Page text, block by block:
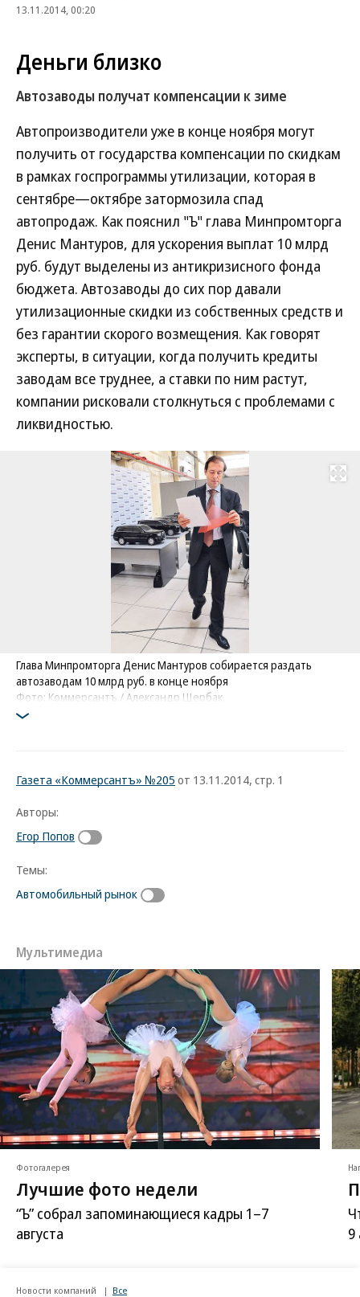
13.11.2014, 00:20
Деньги близко
Автозаводы получат компенсации к зиме
Автопроизводители уже в конце ноября могут
получить от государства компенсации по скидкам
в рамках госпрограммы утилизации, которая в
сентябре—октябре затормозила спад
автопродаж. Как пояснил "Ъ" глава Минпромторга
Денис Мантуров, для ускорения выплат 10 млрд
руб. будут выделены из антикризисного фонда
бюджета. Автозаводы до сих пор давали
утилизационные скидки из собственных средств и
без гарантии скорого возмещения. Как говорят
эксперты, в ситуации, когда получить кредиты
заводам все труднее, а ставки по ним растут,
компании рисковали столкнуться с проблемами с
ликвидностью.
Развернуть
Глава Минпромторга Денис Мантуров собирается раздать
автозаводам 10 млрд руб. в конце ноября
Фото: Коммерсантъ / Александр Щербак
Газета «Коммерсантъ» №205 от 13.11.2014, стр. 1
Авторы:
Егор Попов
Темы:
Автомобильный рынок
Мультимедиа
Фотогалерея
Лучшие фото недели
“Ъ” собрал запоминающиеся кадры 1–7
августа
9
Новости компаний Все